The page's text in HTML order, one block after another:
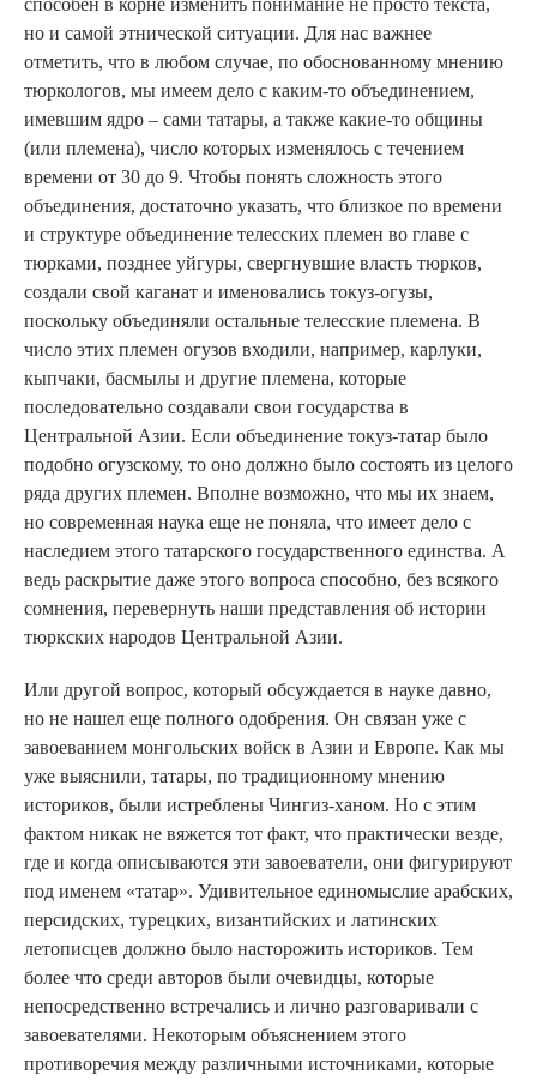
способен в корне изменить понимание не просто текста,
но и самой этнической ситуации. Для нас важнее
отметить, что в любом случае, по обоснованному мнению
тюркологов, мы имеем дело с каким-то объединением,
имевшим ядро – сами татары, а также какие-то общины
(или племена), число которых изменялось с течением
времени от 30 до 9. Чтобы понять сложность этого
объединения, достаточно указать, что близкое по времени
и структуре объединение телесских племен во главе с
тюрками, позднее уйгуры, свергнувшие власть тюрков,
создали свой каганат и именовались токуз-огузы,
поскольку объединяли остальные телесские племена. В
число этих племен огузов входили, например, карлуки,
кыпчаки, басмылы и другие племена, которые
последовательно создавали свои государства в
Центральной Азии. Если объединение токуз-татар было
подобно огузскому, то оно должно было состоять из целого
ряда других племен. Вполне возможно, что мы их знаем,
но современная наука еще не поняла, что имеет дело с
наследием этого татарского государственного единства. А
ведь раскрытие даже этого вопроса способно, без всякого
сомнения, перевернуть наши представления об истории
тюркских народов Центральной Азии.
Или другой вопрос, который обсуждается в науке давно,
но не нашел еще полного одобрения. Он связан уже с
завоеванием монгольских войск в Азии и Европе. Как мы
уже выяснили, татары, по традиционному мнению
историков, были истреблены Чингиз-ханом. Но с этим
фактом никак не вяжется тот факт, что практически везде,
где и когда описываются эти завоеватели, они фигурируют
под именем «татар». Удивительное единомыслие арабских,
персидских, турецких, византийских и латинских
летописцев должно было насторожить историков. Тем
более что среди авторов были очевидцы, которые
непосредственно встречались и лично разговаривали с
завоевателями. Некоторым объяснением этого
противоречия между различными источниками, которые